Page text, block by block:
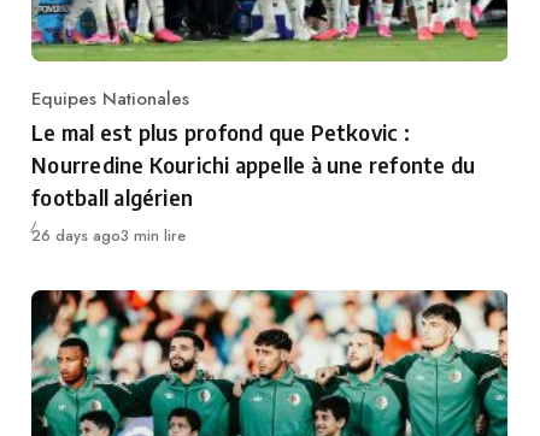
Category
Equipes Nationales
Le mal est plus profond que Petkovic :
Nourredine Kourichi appelle à une refonte du
football algérien
Publié
26 days ago3 min lire